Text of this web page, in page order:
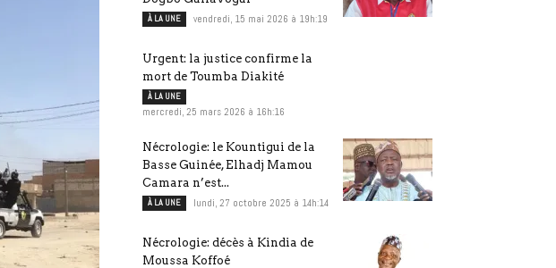
À LA UNE vendredi, 15 mai 2026 à 19h:19
Urgent: la justice confirme la
mort de Toumba Diakité
À LA UNE
mercredi, 25 mars 2026 à 16h:16
Nécrologie: le Kountigui de la
Basse Guinée, Elhadj Mamou
Camara n’est...
À LA UNE lundi, 27 octobre 2025 à 14h:14
Nécrologie: décès à Kindia de
Moussa Koffoé